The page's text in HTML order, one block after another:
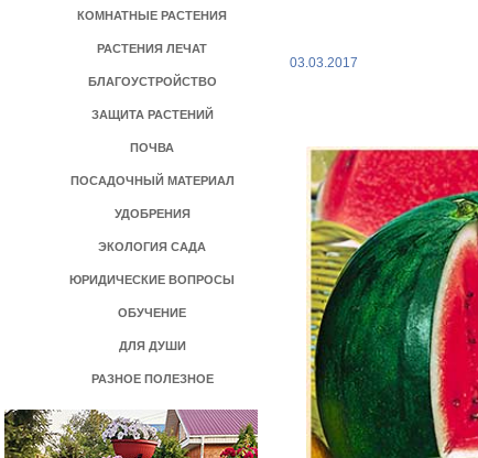
КОМНАТНЫЕ РАСТЕНИЯ
РАСТЕНИЯ ЛЕЧАТ
БЛАГОУСТРОЙСТВО
ЗАЩИТА РАСТЕНИЙ
ПОЧВА
ПОСАДОЧНЫЙ МАТЕРИАЛ
УДОБРЕНИЯ
ЭКОЛОГИЯ САДА
ЮРИДИЧЕСКИЕ ВОПРОСЫ
ОБУЧЕНИЕ
ДЛЯ ДУШИ
РАЗНОЕ ПОЛЕЗНОЕ
03.03.2017